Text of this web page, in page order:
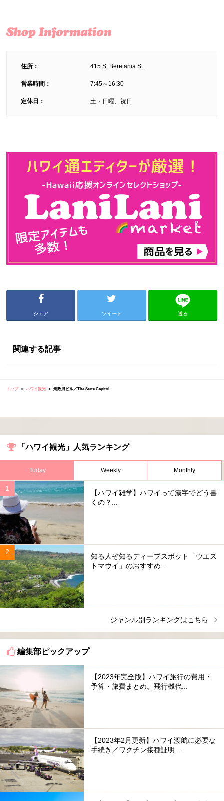
住所： 415 S. Beretania St.
営業時間： 7:45～16:30
定休日： 土・日曜、祝日
シェア ツイート 送る
関連する記事
トップ ハワイ観光 州政府ビル／The State Capitol
「ハワイ観光」人気ランキング
Today Weekly Monthly
【ハワイ雑学】ハワイって漢字でどう書
くの？...
知る人ぞ知るディープスポット「ウエス
トマウイ」のおすすめ...
ジャンル別ランキングはこちら
編集部ピックアップ
【2023年完全版】ハワイ旅行の費用・
予算・旅費まとめ。飛行機代...
【2023年2月更新】ハワイ渡航に必要な
手続き／ワクチン接種証明...